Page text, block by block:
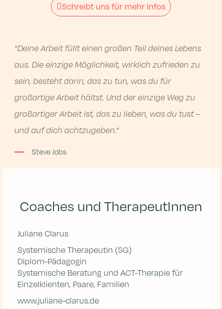
Schreibt uns für mehr Infos
"Deine Arbeit füllt einen großen Teil deines Lebens
aus. Die einzige Möglichkeit, wirklich zufrieden zu
sein, besteht darin, das zu tun, was du für
großartige Arbeit hältst. Und der einzige Weg zu
großartiger Arbeit ist, das zu lieben, was du tust –
und auf dich achtzugeben."
Steve Jobs
Coaches und TherapeutInnen
Juliane Clarus
Systemische Therapeutin (SG)
Diplom-Pädagogin
Systemische Beratung und ACT-Therapie für
Einzelklienten, Paare, Familien
www.juliane-clarus.de